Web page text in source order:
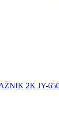
2K JY-